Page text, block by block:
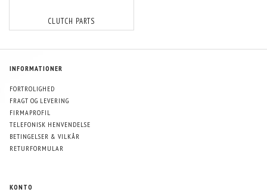
CLUTCH PARTS
INFORMATIONER
FORTROLIGHED
FRAGT OG LEVERING
FIRMAPROFIL
TELEFONISK HENVENDELSE
BETINGELSER & VILKÅR
RETURFORMULAR
KONTO